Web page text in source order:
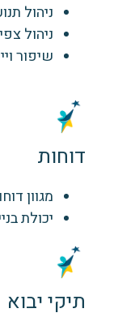
ניהול
ניהול
שיפור
דוחות
מגוון
יכולת
תיקי יבוא